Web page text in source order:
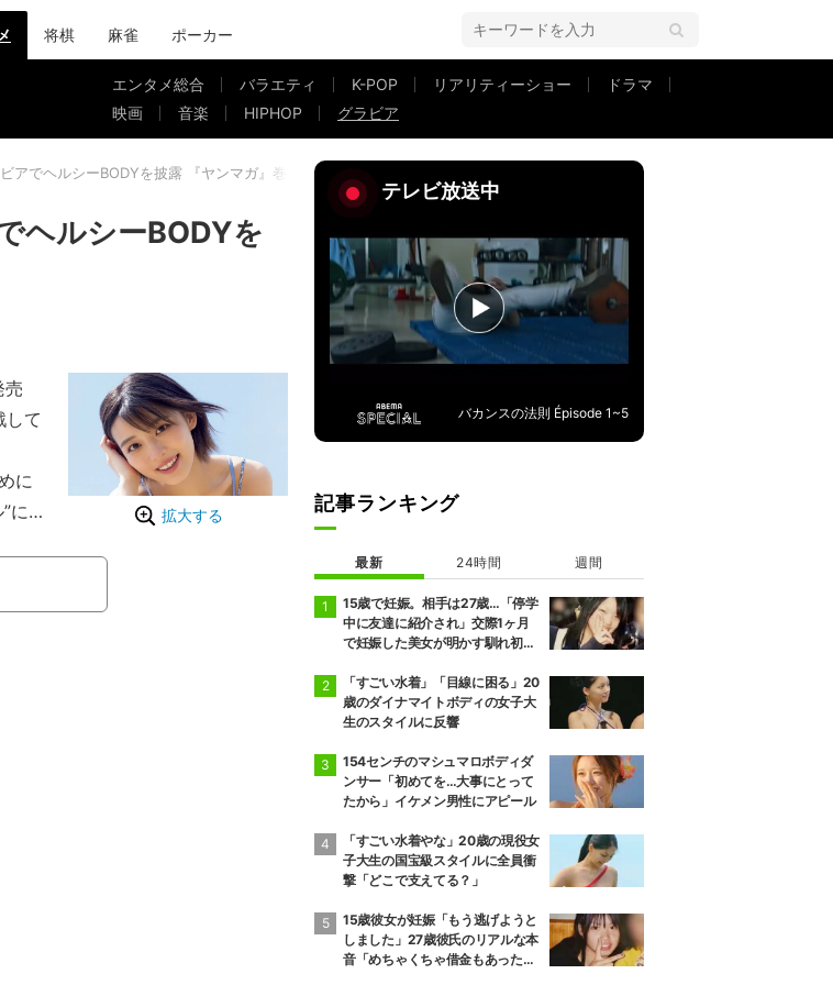
将棋 麻雀 ポーカー
エンタメ総合 バラエティ K-POP リアリティーショー
ドラマ
映画
音楽 HIPHOP グラビア
アでヘルシーBODYを披露 『ヤンマガ』巻中に登場
ヘルシーBODYを
拡大する
売
して
に
に釘
イ
テレビ放送中
バカンスの法則 Épisode 1~5
記事ランキング
最新 24時間 週間
15歳で妊娠。相手は27歳…「停学
中に友達に紹介され」交際1ヶ月
で妊娠した美女が明かす馴れ初め
絶句
「すごい水着」「目線に困る」20
歳のダイナマイトボディの女子大
生のスタイルに反響
154センチのマシュマロボディダ
ンサー「初めてを…大事にとって
たから」イケメン男性にアピール
「すごい水着やな」20歳の現役女
子大生の国宝級スタイルに全員衝
撃「どこで支えてる？」
15歳彼女が妊娠「もう逃げようと
しました」27歳彼氏のリアルな本
音「めちゃくちゃ借金もあったの